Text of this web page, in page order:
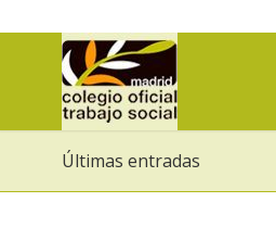
Últimas entradas